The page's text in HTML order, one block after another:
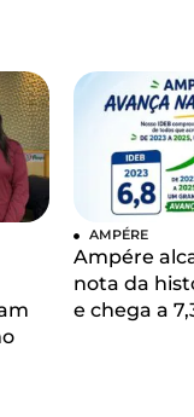
AMPÉRE
Ampére
nota da
e chega a